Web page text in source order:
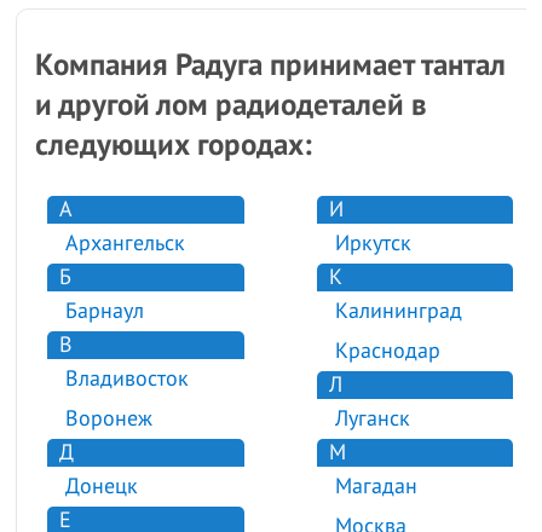
Компания Радуга принимает тантал
и другой лом радиодеталей в
следующих городах:
А
Архангельск
Б
Барнаул
В
Владивосток
Воронеж
Д
Донецк
Е
И
Иркутск
К
Калининград
Краснодар
Л
Луганск
М
Магадан
Москва